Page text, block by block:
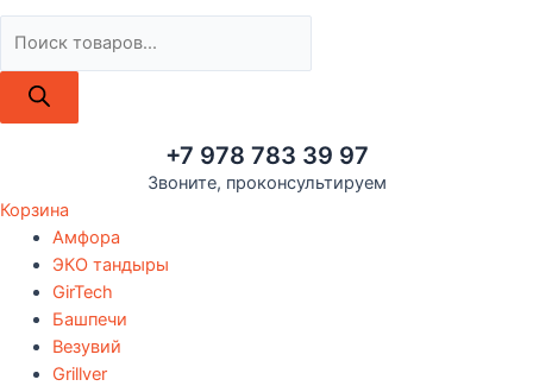
товаров
+7 978 783 39 97
Звоните, проконсультируем
Корзина
Амфора
ЭКО тандыры
GirTech
Башпечи
Везувий
Grillver